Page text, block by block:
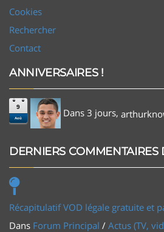
Cookies
Rechercher
Contact
ANNIVERSAIRES !
9
Aoû Dans 3 jours,
DERNIERS COMMENTAIRES
Récapitulatif VOD légale gratuite et
Dans Forum Principal / Actus (TV,